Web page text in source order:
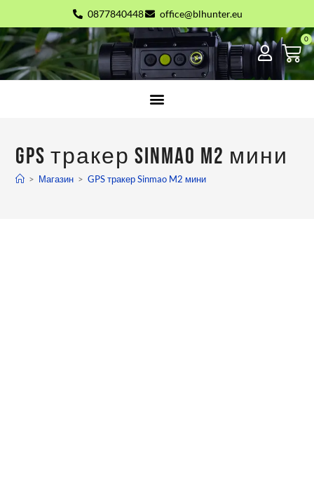
0877840448 office@blhunter.eu
GPS тракер Sinmao M2 мини
> Магазин > GPS тракер Sinmao M2 мини